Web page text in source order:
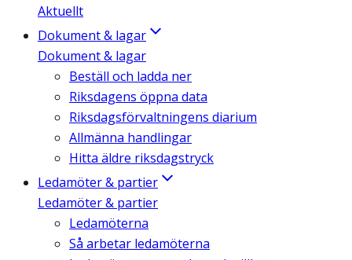
Aktuellt
Dokument & lagar
Dokument & lagar
Beställ och ladda ner
Riksdagens öppna data
Riksdagsförvaltningens diarium
Allmänna handlingar
Hitta äldre riksdagstryck
Ledamöter & partier
Ledamöter & partier
Ledamöterna
Så arbetar ledamöterna